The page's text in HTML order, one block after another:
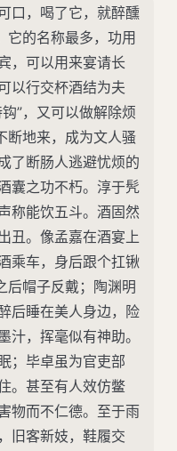
口，喝了它，就醉醺
它的名称最多，功用
，可以用来宴请长
以行交杯酒结为夫
”，又可以做解除烦
断地来，成为文人骚
了断肠人逃避忧烦的
囊之功不朽。淳于髠
称能饮五斗。酒固然
丑。像孟嘉在酒宴上
乘车，身后跟个扛锹
后帽子反戴；陶渊明
后睡在美人身边，险
汁，挥毫似有神助。
；毕卓虽为官吏部
。甚至有人效仿鳖
物而不仁德。至于雨
旧客新妓，鞋履交